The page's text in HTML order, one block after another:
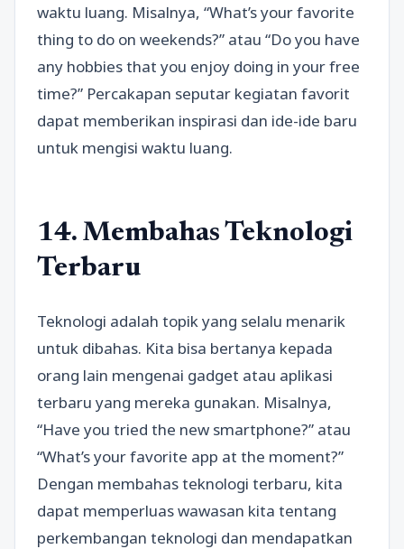
waktu luang. Misalnya, “What’s your favorite
thing to do on weekends?” atau “Do you have
any hobbies that you enjoy doing in your free
time?” Percakapan seputar kegiatan favorit
dapat memberikan inspirasi dan ide-ide baru
untuk mengisi waktu luang.
14. Membahas Teknologi
Terbaru
Teknologi adalah topik yang selalu menarik
untuk dibahas. Kita bisa bertanya kepada
orang lain mengenai gadget atau aplikasi
terbaru yang mereka gunakan. Misalnya,
“Have you tried the new smartphone?” atau
“What’s your favorite app at the moment?”
Dengan membahas teknologi terbaru, kita
dapat memperluas wawasan kita tentang
perkembangan teknologi dan mendapatkan